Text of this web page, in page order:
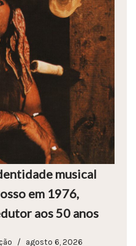
musical
em 1976,
aos 50 anos
agosto 6, 2026